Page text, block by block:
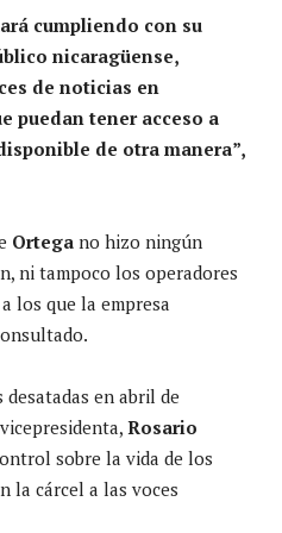
cumpliendo con su
nicaragüense,
de noticias en
puedan tener acceso a
de otra manera”,
Ortega no hizo ningún
ni tampoco los operadores
a los que la empresa
en abril de
Rosario
sobre la vida de los
la cárcel a las voces